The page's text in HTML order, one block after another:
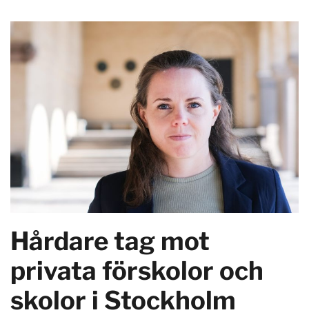
Hårdare tag mot
privata förskolor och
skolor i Stockholm